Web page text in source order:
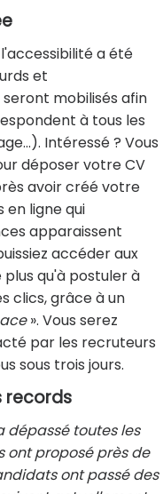
a été
et
mobilisés afin
à tous les
Intéressé ? Vous
déposer votre CV
avoir créé votre
ligne qui
apparaissent
accéder aux
qu'à postuler à
clics, grâce à un
». Vous serez
par les recruteurs
sous trois jours.
records
dépassé toutes les
ont proposé près de
ont passé des